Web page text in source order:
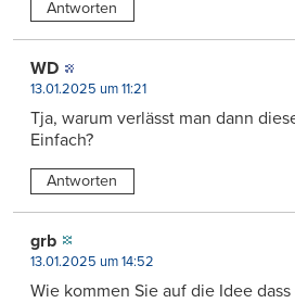
Antworten
WD
13.01.2025 um 11:21
Tja, warum verlässt man dann
Einfach?
Antworten
grb
13.01.2025 um 14:52
Wie kommen Sie auf die Idee